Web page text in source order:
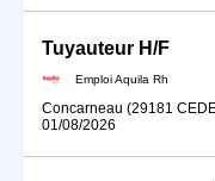
Tuyauteur H/F
Emploi Aquila Rh
Concarneau (29181
01/08/2026